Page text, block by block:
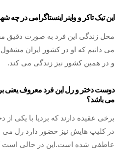
این تیک تاکر و واینر اینستاگرامی در
محل زندگی این فرد به صورت دقیق
می دانیم که او در کشور ایران
و در همین کشور نیز زندگی می کند.
دوست دختر و رل این فرد معروف یعنی
می باشد؟
برخی عقیده دارند که بردیا با یکی از
در کلیپ هایش نیز حضور دارد رل می
عاطفی شده است.این در حالی است